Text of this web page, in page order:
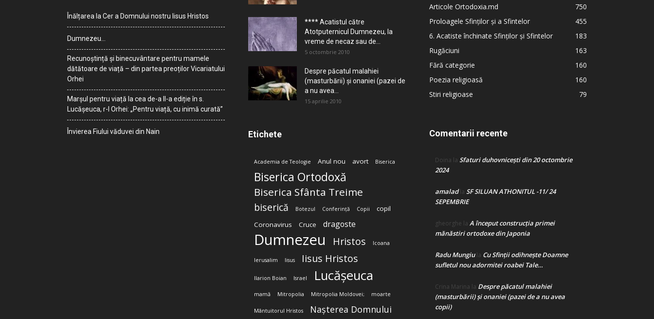
Înălțarea la Cer a Domnului nostru Iisus Hristos
Dumnezeu…
Recunoștință și binecuvântare pentru mamele
dătătoare de viață – din partea preoților Vicariatului
Orhei
Marșul pentru viață la cea de-a II-a ediție în s.
Lucășeuca, r-l Orhei: „Pentru viață, cu inimă curată”
Învierea Fiului văduvei din Nain
**** Acatistul către
Atotputernicul Dumnezeu, la
vreme de necaz sau de...
5 octombrie 2010
Despre păcatul malahiei
(masturbării) şi onaniei (pazei de
a nu avea...
15 aprilie 2010
Etichete
Academia de Teologie Anul nou avort Biserica
Biserica Ortodoxă
Biserica Sfânta Treime
biserică Botezul Conferință Copii
copil
Coronavirus
Cruce dragoste
Dumnezeu Hristos Icoana
Ierusalim Iisus Iisus Hristos
Ilarion Boian Israel Lucășeuca
mamă Mitropolia Mitropolia Moldovei; moarte
Mântuitorul Hristos Nașterea Domnului
Articole Ortodoxia.md
750
Proloagele Sfinților și a Sfintelor
455
6. Acatiste închinate Sfinților și Sfintelor
183
Rugăciuni
163
Fără categorie
160
Poezia religioasă
160
Stiri religioase
79
Comentarii recente
Doina la Sfaturi duhovnicești din 20 octombrie
2024
amaladla SF SILUAN ATHONITUL -11/ 24
SEPEMBRIE
gheorghe la A început construcţia primei
mănăstiri ortodoxe din Japonia
Radu Mungiula Cu Sfinții odihnește Doamne
sufletul nou adormitei roabei Tale…
Crina Marina la Despre păcatul malahiei
(masturbării) şi onaniei (pazei de a nu avea
copii)